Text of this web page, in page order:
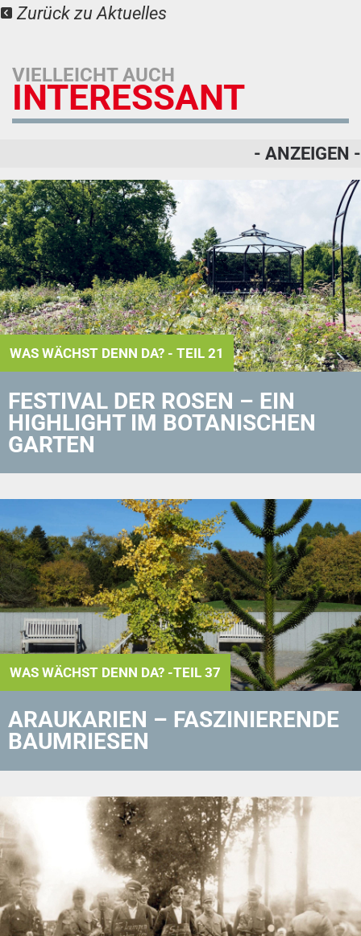
Zurück zu Aktuelles
VIELLEICHT AUCH
INTERESSANT
- ANZEIGEN -
WAS WÄCHST DENN DA? - TEIL 21
FESTIVAL DER ROSEN – EIN
HIGHLIGHT IM BOTANISCHEN
GARTEN
WAS WÄCHST DENN DA? -TEIL 37
ARAUKARIEN – FASZINIERENDE
BAUMRIESEN